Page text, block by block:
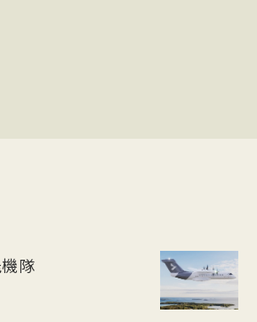
綠能機隊